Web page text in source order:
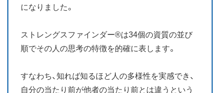
になりました。
ストレングスファインダー®は34個の資質の並び
順でその人の思考の特徴を的確に表します。
すなわち、知れば知るほど人の多様性を実感でき、
自分の当たり前が他者の当たり前とは違うという